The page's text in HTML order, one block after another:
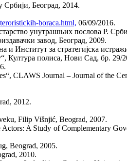
Београд, 2014.
boraca.html, 06/09/2016.
унутрашњих послова Р.
завод, Београд, 2009.
Институт за стратегијска
полиса, Нови Сад, бр. 29/
CLAWS Journal – Journal of the
2012.
Filip Višnjić, Beograd, 2007.
A Study of Complementary
Beograd, 2005.
2010.